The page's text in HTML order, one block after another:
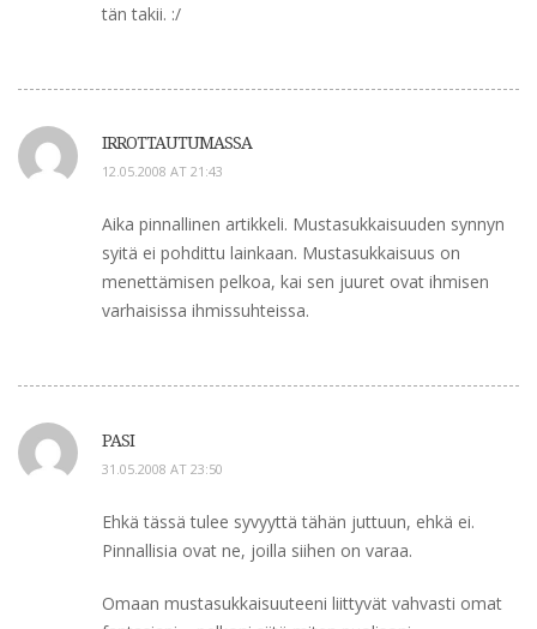
tän takii. :/
IRROTTAUTUMASSA
12.05.2008 AT 21:43
Aika pinnallinen artikkeli. Mustasukkaisuuden synnyn
syitä ei pohdittu lainkaan. Mustasukkaisuus on
menettämisen pelkoa, kai sen juuret ovat ihmisen
varhaisissa ihmissuhteissa.
PASI
31.05.2008 AT 23:50
Ehkä tässä tulee syvyyttä tähän juttuun, ehkä ei.
Pinnallisia ovat ne, joilla siihen on varaa.
Omaan mustasukkaisuuteeni liittyvät vahvasti omat